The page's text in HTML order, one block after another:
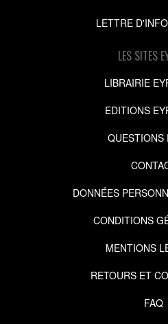
LETTRE
LES SITES
LIBRAIRIE
EDITIONS
QUESTIONS
DONNÉES
CONDITIONS
MENTIONS
RETOURS ET
FAQ